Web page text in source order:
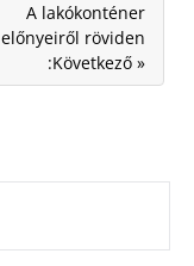
A lakókonténer
előnyeiről röviden
:Következő »